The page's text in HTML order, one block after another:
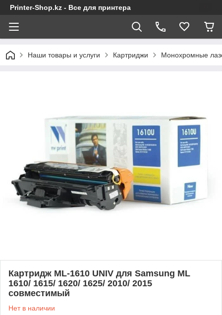
Printer-Shop.kz - Все для принтера
Наши товары и услуги Картриджи Монохромные
Картридж ML-1610 UNIV для Samsung ML
1610/ 1615/ 1620/ 1625/ 2010/ 2015
совместимый
Нет в наличии